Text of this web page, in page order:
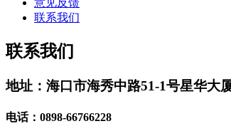
意见反馈
联系我们
联系我们
地址：海口市海秀中路51-1号星华大
电话：0898-66766228